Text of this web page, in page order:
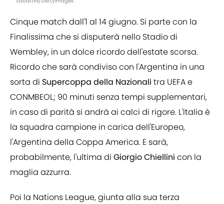
Cinque match dall'1 al 14 giugno. Si parte con la
Finalissima che si disputerà nello Stadio di
Wembley, in un dolce ricordo dell'estate scorsa.
Ricordo che sarà condiviso con l'Argentina in una
sorta di Supercoppa della Nazionali tra UEFA e
CONMBEOL; 90 minuti senza tempi supplementari,
in caso di parità si andrà ai calci di rigore. L'Italia è
la squadra campione in carica dell'Europeo,
l'Argentina della Coppa America. E sarà,
probabilmente, l'ultima di Giorgio Chiellini con la
maglia azzurra.
Poi la Nations League, giunta alla sua terza